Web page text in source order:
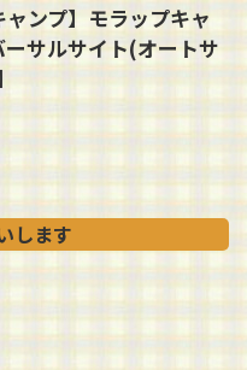
ャンプ】モラップキャ
サルサイト(オートサ
します